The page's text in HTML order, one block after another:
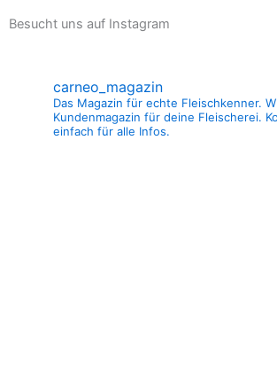
Besucht uns auf Instagram
carneo_magazin
Das Magazin für echte Fleischkenner.
Kundenmagazin für deine Fleischerei.
einfach für alle Infos.